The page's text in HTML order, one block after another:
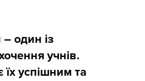
один із
учнів.
успішним та